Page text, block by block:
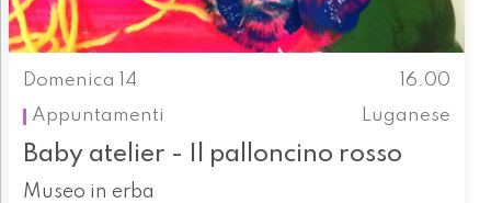
Domenica 14
16.00
Appuntamenti
Luganese
Baby atelier - Il palloncino rosso
Museo in erba